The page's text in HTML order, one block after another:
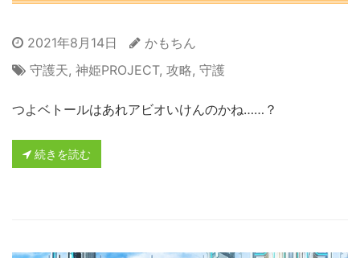
2021年8月14日
かもちん
守護天, 神姫PROJECT, 攻略, 守護
つよベトールはあれアビオいけんのかね……？
続きを読む